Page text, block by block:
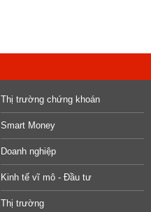
Thị trường chứng khoán
Smart Money
Doanh nghiệp
Kinh tế vĩ mô - Đầu tư
Thị trường